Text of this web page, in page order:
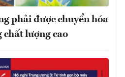
phải được chuyển hóa
lượng cao